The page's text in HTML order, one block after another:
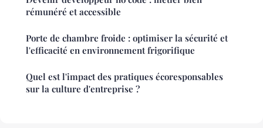
rémunéré et accessible
Porte de chambre froide : optimiser la sécurité et
l'efficacité en environnement frigorifique
Quel est l'impact des pratiques écoresponsables
sur la culture d'entreprise ?